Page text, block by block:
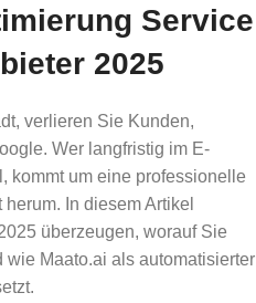
Service
2025
verlieren Sie Kunden,
Wer langfristig im E-
kommt um eine professionelle
In diesem Artikel
überzeugen, worauf Sie
wie Maato.ai als automatisierter